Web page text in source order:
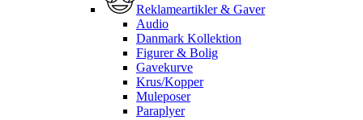
Reklameartikler & Gaver
Audio
Danmark Kollektion
Figurer & Bolig
Gavekurve
Krus/Kopper
Muleposer
Paraplyer